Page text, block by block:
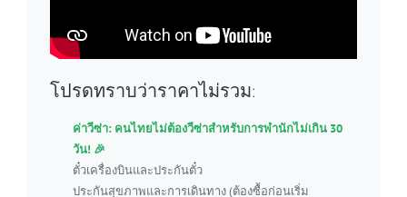
โปรดทราบว่าราคาไม่รวม:
ค่าวีซ่า: คนไทยไม่ต้องวีซ่าสำหรับการพำนักไม่เกิน 30
วัน! 🎉
ตั๋วเครื่องบินและประกันตั๋ว
ประกันสุขภาพและการเดินทาง (ต้องซื้อก่อนเริ่ม